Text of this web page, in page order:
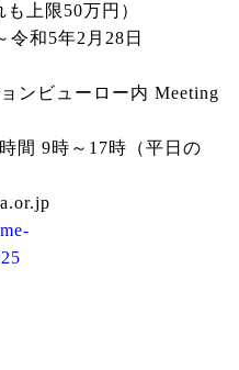
上限50万円）
令和5年2月28日
ンビューロー内 Meeting
間 9時～17時（平日の